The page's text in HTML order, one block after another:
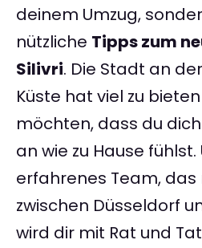
deinem Umzug,
nützliche Tipps zum
Silivri. Die Stadt an
Küste hat viel zu
möchten, dass du
an wie zu Hause fühlst.
erfahrenes Team,
zwischen Düsseldorf
wird dir mit Rat und